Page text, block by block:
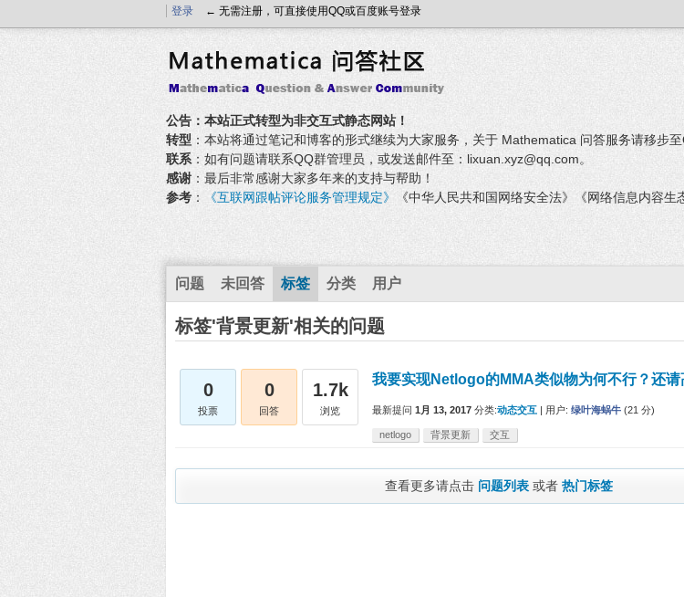
登录 ← 无需注册，可直接使用QQ或百度账号登录
公告：本站正式转型为非交互式静态网站！
转型 ：本站将通过笔记和博客的形式继续为大家服务，关于 Mathematica 问答服务请移步至
联系 ：如有问题请联系QQ群管理员，或发送邮件至：lixuan.xyz@qq.com。
感谢 ：最后非常感谢大家多年来的支持与帮助！
参考 ： 《互联网跟帖评论服务管理规定》 《中华人民共和国网络安全法》《网络信息内容
问题 未回答 标签 分类 用户
标签'背景更新'相关的问题
0
投票
0
回答
1.7k
浏览
我要实现Netlogo的MMA类似物为何不行？还请
最新提问 1月 13, 2017 分类:动态交互 用户: 绿叶海蜗牛 (21 分)
netlogo 背景更新 交互
查看更多请点击 问题列表 或者 热门标签